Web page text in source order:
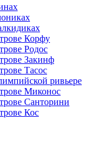
Корфу
Родос
Закинф
Тасос
ривьере
Миконос
Санторини
Кос